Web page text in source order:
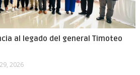
al legado del general Timoteo
2026